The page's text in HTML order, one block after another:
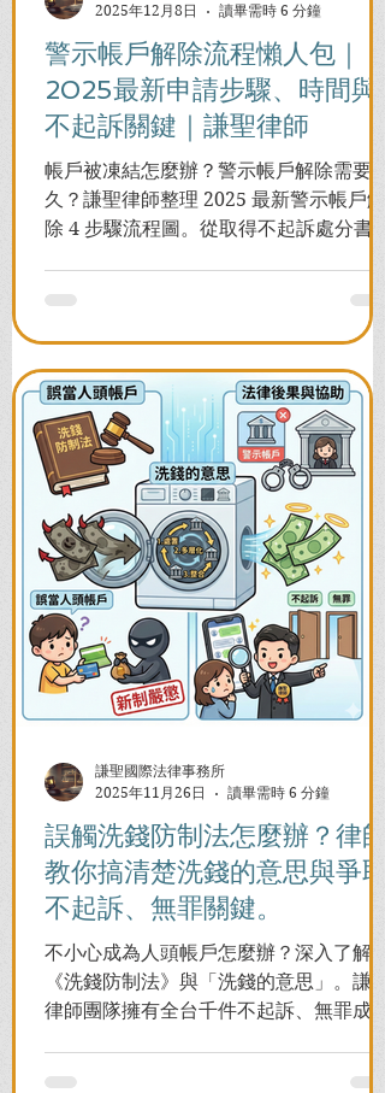
警示帳戶解除流程懶人包｜
2025最新申請步驟、時間與
不起訴關鍵｜謙聖律師
帳戶被凍結怎麼辦？警示帳戶解除需要多
久？謙聖律師整理 2025 最新警示帳戶解
除 4 步驟流程圖。從取得不起訴處分書到
2025年12月8日
讀畢需時 6 分鐘
誤觸洗錢防制法怎麼辦？律師
教你搞清楚洗錢的意思與爭取
不起訴、無罪關鍵。
不小心成為人頭帳戶怎麼辦？深入了解
《洗錢防制法》與「洗錢的意思」。謙聖
律師團隊擁有全台千件不起訴、無罪成功
謙聖國際法律事務所
2025年11月26日
讀畢需時 6 分鐘